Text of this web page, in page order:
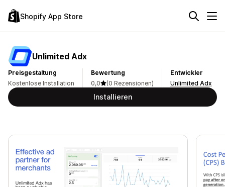
Shopify App Store
Unlimited Adx
Preisgestaltung
Kostenlose Installation
Bewertung
0,0
(0 Rezensionen)
Entwickler
Unlimited Adx
Installieren